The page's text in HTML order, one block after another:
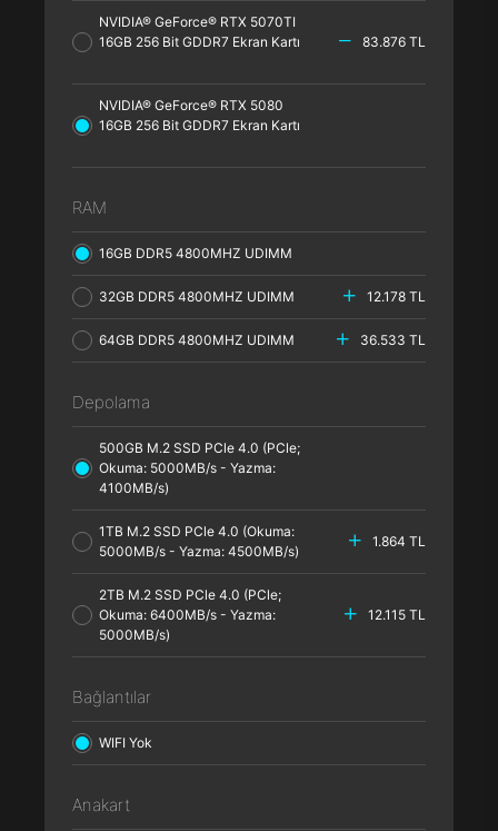
NVIDIA® GeForce® RTX 5070TI
16GB 256 Bit GDDR7 Ekran Kartı
83.876 TL
NVIDIA® GeForce® RTX 5080
16GB 256 Bit GDDR7 Ekran Kartı
RAM
16GB DDR5 4800MHZ UDIMM
32GB DDR5 4800MHZ UDIMM 12.178 TL
64GB DDR5 4800MHZ UDIMM 36.533 TL
Depolama
500GB M.2 SSD PCle 4.0 (PCle;
Okuma: 5000MB/s - Yazma:
4100MB/s)
1TB M.2 SSD PCle 4.0 (Okuma:
5000MB/s - Yazma: 4500MB/s)
1.864 TL
2TB M.2 SSD PCle 4.0 (PCle;
Okuma: 6400MB/s - Yazma:
5000MB/s)
12.115 TL
Bağlantılar
WIFI Yok
Anakart